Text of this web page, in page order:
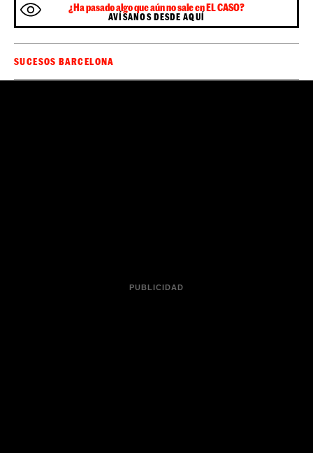
¿Ha pasado algo que aún no sale en EL CASO?
AVÍSANOS DESDE AQUÍ
SUCESOS BARCELONA